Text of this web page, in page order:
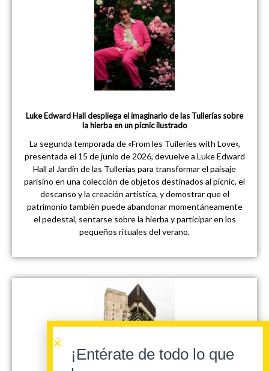
Luke Edward Hall despliega el imaginario de las Tullerías sobre
la hierba en un pícnic ilustrado
La segunda temporada de «From les Tuileries with Love»,
presentada el 15 de junio de 2026, devuelve a Luke Edward
Hall al Jardín de las Tullerías para transformar el paisaje
parisino en una colección de objetos destinados al pícnic, el
descanso y la creación artística, y demostrar que el
patrimonio también puede abandonar momentáneamente
el pedestal, sentarse sobre la hierba y participar en los
pequeños rituales del verano.
¡Entérate de todo lo que